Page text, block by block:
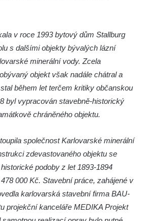
Markvarticích
Duchcov
gymnázia v
Masarykově ulici v
Želénkách
v roce 1993 bytový dům Stallburg
s dalšími objekty bývalých lázní
minerální vody. Zcela
objekt však nadále chátral a
během let terčem kritiky občanskou
byl vypracován stavebně-historický
chráněného objektu.
společnost Karlovarské minerální
zdevastovaného objektu se
podoby z let 1893-1894
000 Kč. Stavební práce, zahájené v
karlovarská stavební firma BAU-
projekční kanceláře MEDIKA Projekt